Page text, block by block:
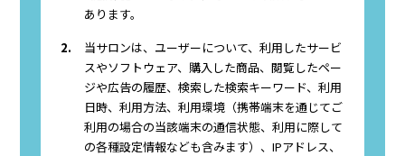
あります。
2.
当サロンは、ユーザーについて、利用したサービ
スやソフトウェア、購入した商品、閲覧したペー
ジや広告の履歴、検索した検索キーワード、利用
日時、利用方法、利用環境（携帯端末を通じてご
利用の場合の当該端末の通信状態、利用に際して
の各種設定情報なども含みます）、IPアドレス、